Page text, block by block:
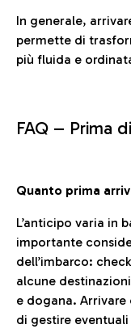
In generale,
permette di
più fluida e
FAQ – Prima
Quanto prima
L’anticipo varia in
importante
dell’imbarco:
alcune
e dogana.
di gestire